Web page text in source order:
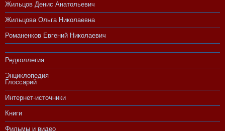
Жильцов Денис Анатольевич
Жильцова Ольга Николаевна
Романенков Евгений Николаевич
Редколлегия
Энциклопедия
Глоссарий
Интернет-источники
Книги
Фильмы и видео